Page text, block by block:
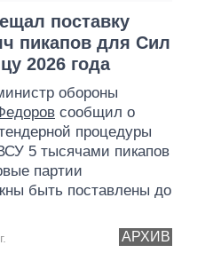
поставку
пикапов для Сил
2026 года
обороны
сообщил о
процедуры
5 тысячами пикапов
партии
быть поставлены до
АРХИВ